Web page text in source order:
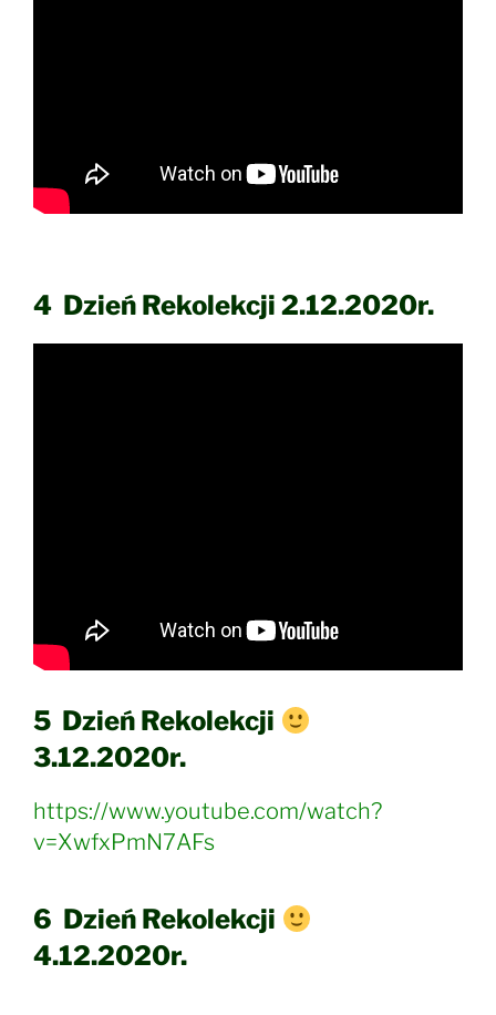
4 Dzień Rekolekcji 2.12.2020r.
5 Dzień Rekolekcji
3.12.2020r.
https://www.youtube.com/watch?
v=XwfxPmN7AFs
6 Dzień Rekolekcji
4.12.2020r.